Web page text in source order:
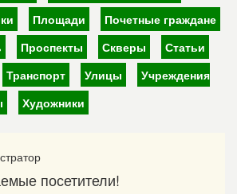
Площади
Почетные граждане
Проспекты Скверы
Статьи
Транспорт Улицы
Учреждения
Художники
посетители!